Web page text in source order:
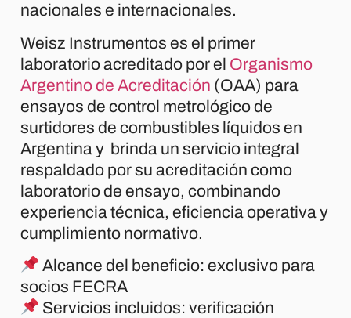
nacionales e internacionales.
Weisz Instrumentos es el primer
laboratorio acreditado por el Organismo
Argentino de Acreditación (OAA) para
ensayos de control metrológico de
surtidores de combustibles líquidos en
Argentina y brinda un servicio integral
respaldado por su acreditación como
laboratorio de ensayo, combinando
experiencia técnica, eficiencia operativa y
cumplimiento normativo.
Alcance del beneficio: exclusivo para
socios FECRA
Servicios incluidos: verificación